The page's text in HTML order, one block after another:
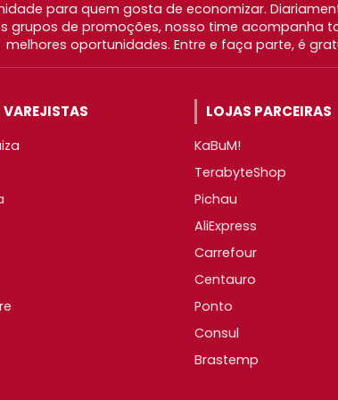
para quem gosta de economizar.
grupos de promoções, nosso time acompanha
melhores oportunidades. Entre e faça parte, é
VAREJISTAS LOJAS PARCEIRAS
KaBuM!
TerabyteShop
Pichau
AliExpress
Carrefour
Centauro
Ponto
Consul
Brastemp